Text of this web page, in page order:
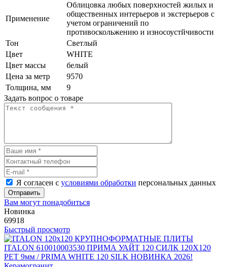
Применение
Облицовка любых поверхностей жилых и
общественных интерьеров и экстерьеров с
учетом ограничений по
противоскольжению и износоустйчивости
Тон
Светлый
Цвет
WHITE
Цвет массы
белый
Цена за метр
9570
Толщина, мм
9
Задать вопрос о товаре
Я согласен с условиями обработки персональных данных
Отправить
Вам могут понадобиться
Новинка
69918
Быстрый просмотр